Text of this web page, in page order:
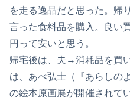
を走る逸品だと思った。帰
言った食料品を購入。良い
円って安いと思う。
帰宅後は、夫→消耗品を買
は、あべ弘士（『あらしの
の絵本原画展が開催されて